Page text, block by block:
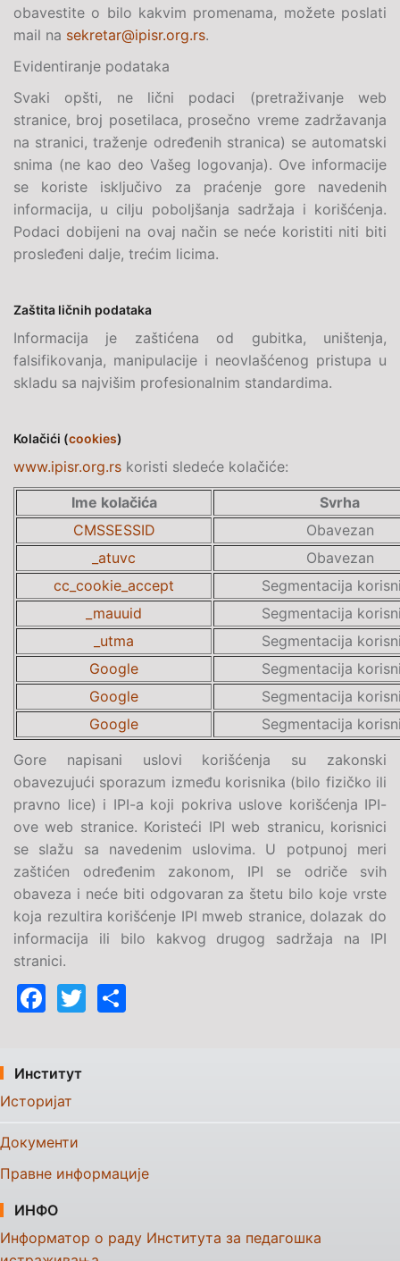
obavestite o bilo kakvim promenama, možete poslati
mail na sekretar@ipisr.org.rs.
Evidentiranje podataka
Svaki opšti, ne lični podaci (pretraživanje web
stranice, broj posetilaca, prosečno vreme zadržavanja
na stranici, traženje određenih stranica) se automatski
snima (ne kao deo Vašeg logovanja). Ove informacije
se koriste isključivo za praćenje gore navedenih
informacija, u cilju poboljšanja sadržaja i korišćenja.
Podaci dobijeni na ovaj način se neće koristiti niti biti
prosleđeni dalje, trećim licima.
Zaštita ličnih podataka
Informacija je zaštićena od gubitka, uništenja,
falsifikovanja, manipulacije i neovlašćenog pristupa u
skladu sa najvišim profesionalnim standardima.
Kolačići (cookies)
www.ipisr.org.rs koristi sledeće kolačiće:
Ime kolačića
Svrha
CMSSESSID
Obavezan
_atuvc
Obavezan
cc_cookie_accept
Segmentacija
_mauuid
Segmentacija
_utma
Segmentacija
Google
Segmentacija
Google
Segmentacija
Google
Segmentacija
Gore napisani uslovi korišćenja su zakonski
obavezujući sporazum između korisnika (bilo fizičko ili
pravno lice) i IPI-a koji pokriva uslove korišćenja IPI-
ove web stranice. Koristeći IPI web stranicu, korisnici
se slažu sa navedenim uslovima. U potpunoj meri
zaštićen određenim zakonom, IPI se odriče svih
obaveza i neće biti odgovaran za štetu bilo koje vrste
koja rezultira korišćenje IPI mweb stranice, dolazak do
informacija ili bilo kakvog drugog sadržaja na IPI
stranici.
Facebook
Twitter
Институт
Историјат
Документи
Правне информације
ИНФО
Информатор о раду Института за педагошка